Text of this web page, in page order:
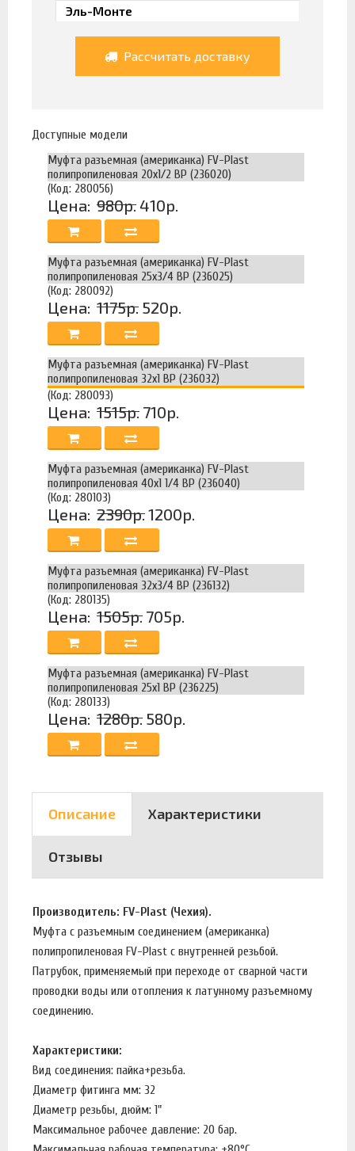
Рассчитать доставку
Доступные модели
Муфта разъемная (американка) FV-Plast
полипропиленовая 20х1/2 ВР (236020)
(Код: 280056)
Цена: 980р. 410р.
Муфта разъемная (американка) FV-Plast
полипропиленовая 25х3/4 ВР (236025)
(Код: 280092)
Цена: 1175р. 520р.
Муфта разъемная (американка) FV-Plast
полипропиленовая 32х1 ВР (236032)
(Код: 280093)
Цена: 1515р. 710р.
Муфта разъемная (американка) FV-Plast
полипропиленовая 40х1 1/4 ВР (236040)
(Код: 280103)
Цена: 2390р.1200р.
Муфта разъемная (американка) FV-Plast
полипропиленовая 32х3/4 ВР (236132)
(Код: 280135)
Цена: 1505р. 705р.
Муфта разъемная (американка) FV-Plast
полипропиленовая 25х1 ВР (236225)
(Код: 280133)
Цена: 1280р. 580р.
Описание Характеристики
Отзывы
Производитель: FV-Plast (Чехия).
Муфта с разъемным соединением (американка)
полипропиленовая FV-Plast с внутренней резьбой.
Патрубок, применяемый при переходе от сварной части
проводки воды или отопления к латунному разъемному
соединению.
Характеристики:
Вид соединения: пайка+резьба.
Диаметр фитинга мм: 32
Диаметр резьбы, дюйм: 1"
Максимальное рабочее давление: 20 бар.